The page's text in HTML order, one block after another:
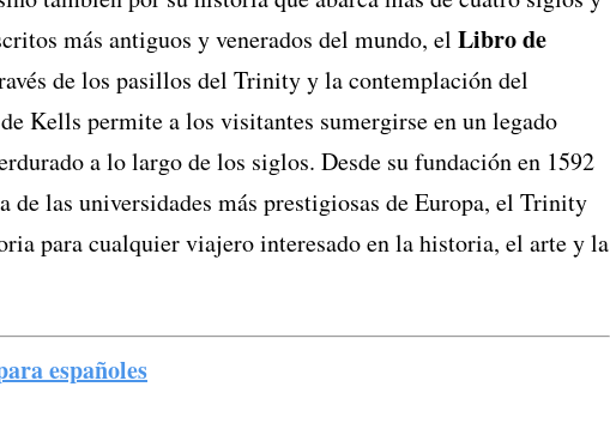
más antiguos y venerados del mundo, el Libro de
de los pasillos del Trinity y la contemplación del
Kells permite a los visitantes sumergirse en un legado
a lo largo de los siglos. Desde su fundación en 1592
de las universidades más prestigiosas de Europa, el Trinity
para cualquier viajero interesado en la historia, el arte y la
españoles